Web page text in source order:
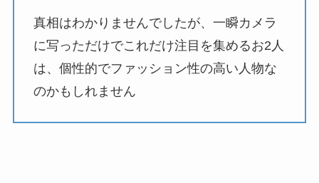
真相はわかりませんでしたが、一瞬カメラ
に写っただけでこれだけ注目を集めるお2人
は、個性的でファッション性の高い人物な
のかもしれません